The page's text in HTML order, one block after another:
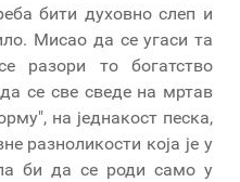
бити духовно слеп и
Мисао да се угаси та
разори то богатство
да се све сведе на мртав
на једнакост песка,
разноликости која је у
би да се роди само у